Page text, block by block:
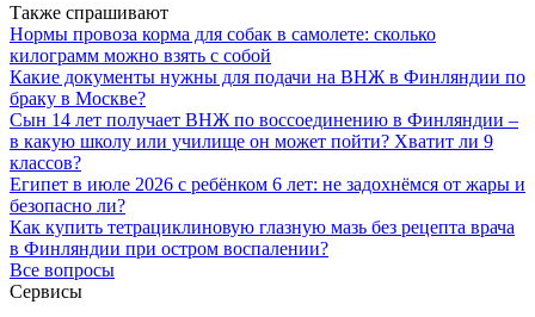
Также спрашивают
Нормы провоза корма для собак в самолете: сколько
килограмм можно взять с собой
Какие документы нужны для подачи на ВНЖ в Финляндии по
браку в Москве?
Сын 14 лет получает ВНЖ по воссоединению в Финляндии –
в какую школу или училище он может пойти? Хватит ли 9
классов?
Египет в июле 2026 с ребёнком 6 лет: не задохнёмся от жары и
безопасно ли?
Как купить тетрациклиновую глазную мазь без рецепта врача
в Финляндии при остром воспалении?
Все вопросы
Сервисы